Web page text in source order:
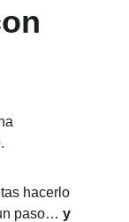
hacerlo
paso… y